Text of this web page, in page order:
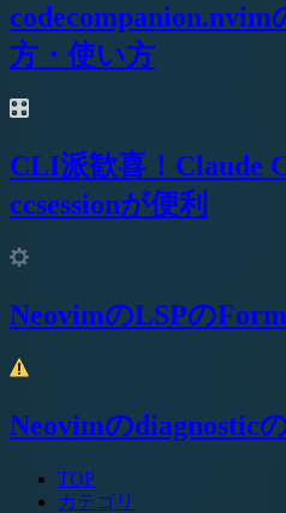
codecompanion.nvim
方・使い方
CLI派歓喜！Claude
ccsessionが便利
NeovimのLSPの
Neovimのdiagnostic
TOP
カテゴリ